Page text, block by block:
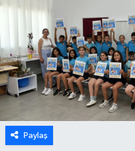
Paylaş
GAZİMAĞUSA
GİRNE
GÜNDEM
GÜNEY KIBRIS